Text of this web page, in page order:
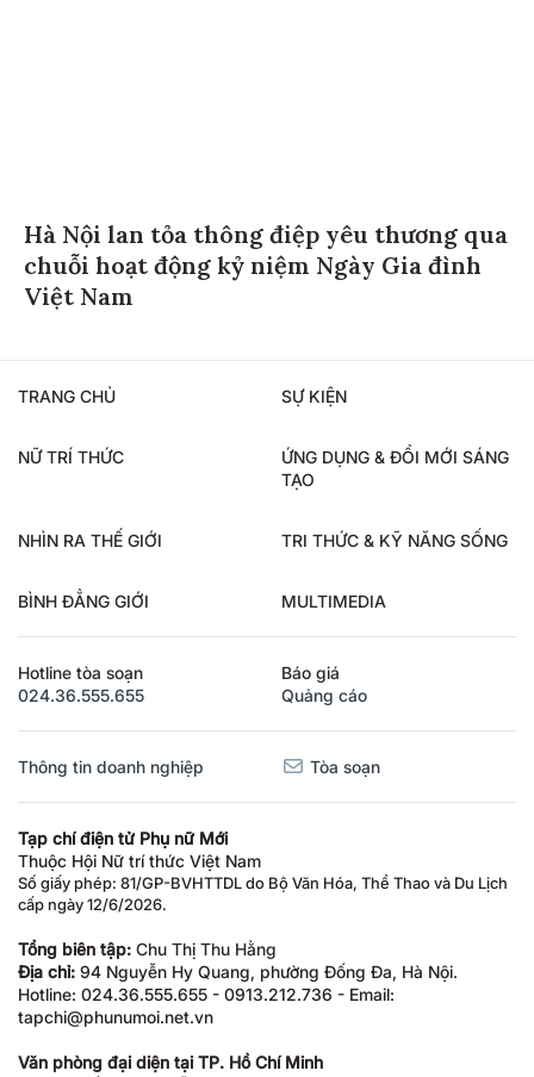
Hà Nội lan tỏa thông điệp yêu thương qua
chuỗi hoạt động kỷ niệm Ngày Gia đình
Việt Nam
TRANG CHỦ SỰ KIỆN
NỮ TRÍ THỨC
ỨNG DỤNG & ĐỔI MỚI SÁNG
TẠO
NHÌN RA THẾ GIỚI TRI THỨC & KỸ NĂNG SỐNG
BÌNH ĐẲNG GIỚI MULTIMEDIA
Hotline tòa soạn
024.36.555.655
Báo giá
Quảng cáo
Thông tin doanh nghiệp Tòa soạn
Tạp chí điện tử Phụ nữ Mới
Thuộc Hội Nữ trí thức Việt Nam
Số giấy phép: 81/GP-BVHTTDL do Bộ Văn Hóa, Thể Thao và Du Lịch
cấp ngày 12/6/2026.
Tổng biên tập: Chu Thị Thu Hằng
Địa chỉ: 94 Nguyễn Hy Quang, phường Đống Đa, Hà Nội.
Hotline: 024.36.555.655 - 0913.212.736 - Email:
tapchi@phunumoi.net.vn
Văn phòng đại diện tại TP. Hồ Chí Minh